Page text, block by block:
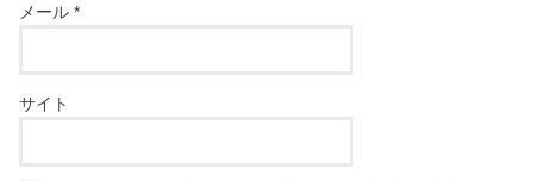
メール*
サイト